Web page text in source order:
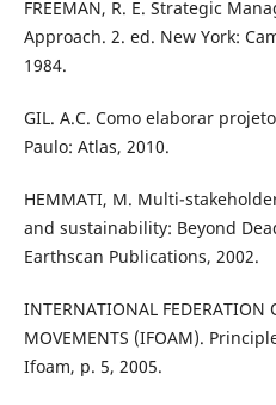
FREEMAN, R. E. Strategic
Approach. 2. ed. New York:
1984.
GIL. A.C. Como elaborar
Paulo: Atlas, 2010.
HEMMATI, M. Multi-
and sustainability: Beyond
Earthscan Publications, 2002.
INTERNATIONAL FEDERATION
MOVEMENTS (IFOAM).
Ifoam, p. 5, 2005.